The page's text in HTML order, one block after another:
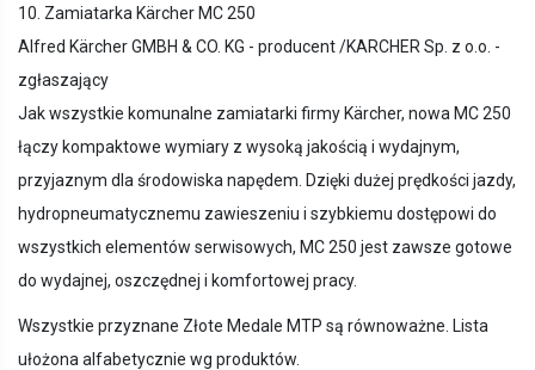
10. Zamiatarka Kärcher MC 250
Alfred Kärcher GMBH & CO. KG - producent /KARCHER Sp. z o.o. -
zgłaszający
Jak wszystkie komunalne zamiatarki firmy Kärcher, nowa MC 250
łączy kompaktowe wymiary z wysoką jakością i wydajnym,
przyjaznym dla środowiska napędem. Dzięki dużej prędkości jazdy,
hydropneumatycznemu zawieszeniu i szybkiemu dostępowi do
wszystkich elementów serwisowych, MC 250 jest zawsze gotowe
do wydajnej, oszczędnej i komfortowej pracy.
Wszystkie przyznane Złote Medale MTP są równoważne. Lista
ułożona alfabetycznie wg produktów.